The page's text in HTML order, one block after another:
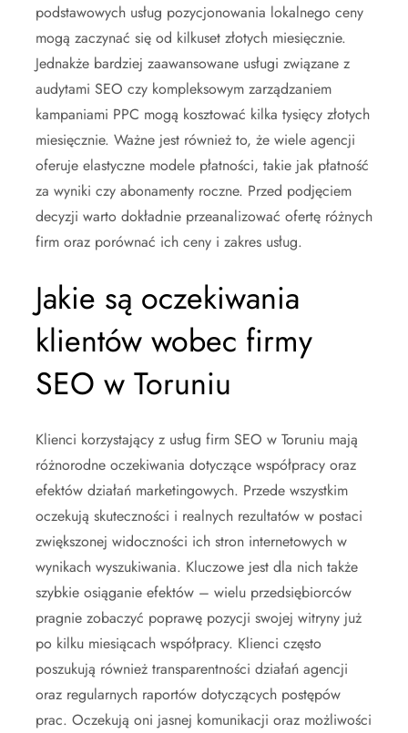
podstawowych usług pozycjonowania lokalnego ceny
mogą zaczynać się od kilkuset złotych miesięcznie.
Jednakże bardziej zaawansowane usługi związane z
audytami SEO czy kompleksowym zarządzaniem
kampaniami PPC mogą kosztować kilka tysięcy złotych
miesięcznie. Ważne jest również to, że wiele agencji
oferuje elastyczne modele płatności, takie jak płatność
za wyniki czy abonamenty roczne. Przed podjęciem
decyzji warto dokładnie przeanalizować ofertę różnych
firm oraz porównać ich ceny i zakres usług.
Jakie są oczekiwania
klientów wobec firmy
SEO w Toruniu
Klienci korzystający z usług firm SEO w Toruniu mają
różnorodne oczekiwania dotyczące współpracy oraz
efektów działań marketingowych. Przede wszystkim
oczekują skuteczności i realnych rezultatów w postaci
zwiększonej widoczności ich stron internetowych w
wynikach wyszukiwania. Kluczowe jest dla nich także
szybkie osiąganie efektów – wielu przedsiębiorców
pragnie zobaczyć poprawę pozycji swojej witryny już
po kilku miesiącach współpracy. Klienci często
poszukują również transparentności działań agencji
oraz regularnych raportów dotyczących postępów
prac. Oczekują oni jasnej komunikacji oraz możliwości